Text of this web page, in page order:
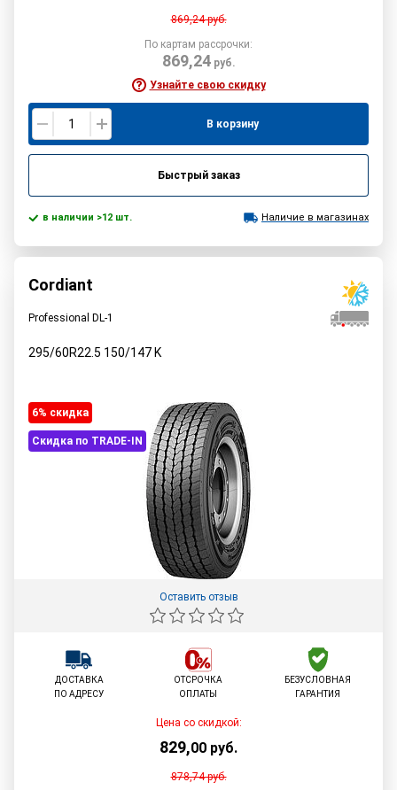
869,24руб.
По картам рассрочки:
869,24руб.
Узнайте свою скидку
В корзину
Быстрый заказ
в наличии >12 шт. Наличие в магазинах
Cordiant
Professional DL-1
295/60R22.5 150/147 K
6% cкидка
Скидка по TRADE-IN
Оставить отзыв
ДОСТАВКА
ПО АДРЕСУ
ОТСРОЧКА
ОПЛАТЫ
БЕЗУСЛОВНАЯ
ГАРАНТИЯ
Цена со скидкой:
829,00 руб.
878,74руб.